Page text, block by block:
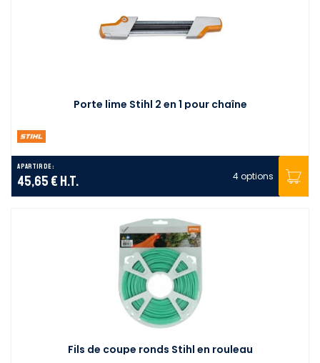
Porte lime Stihl 2 en 1 pour chaîne
A partir de :
45,65 € H.T. 4 options
Fils de coupe ronds Stihl en rouleau